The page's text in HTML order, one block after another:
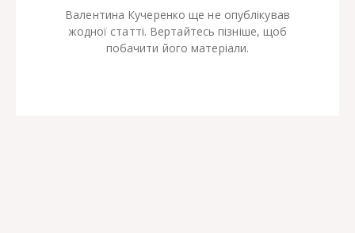
Валентина Кучеренко ще не опублікував
жодної статті. Вертайтесь пізніше, щоб
побачити його матеріали.